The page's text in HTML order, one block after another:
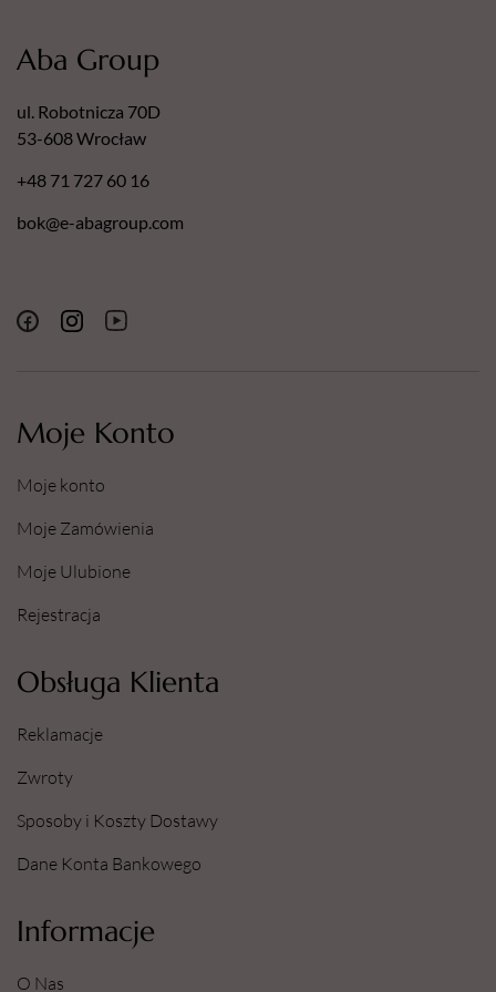
Moje Konto
Moje konto
Moje Zamówienia
Moje Ulubione
Rejestracja
Obsługa Klienta
Reklamacje
Zwroty
Sposoby i Koszty Dostawy
Dane Konta Bankowego
Informacje
O Nas
Aba Group
ul. Robotnicza 70D
53-608 Wrocław
+48 71 727 60 16
bok@e-abagroup.com